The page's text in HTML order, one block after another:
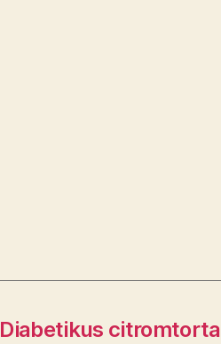
Diabetikus citromtorta